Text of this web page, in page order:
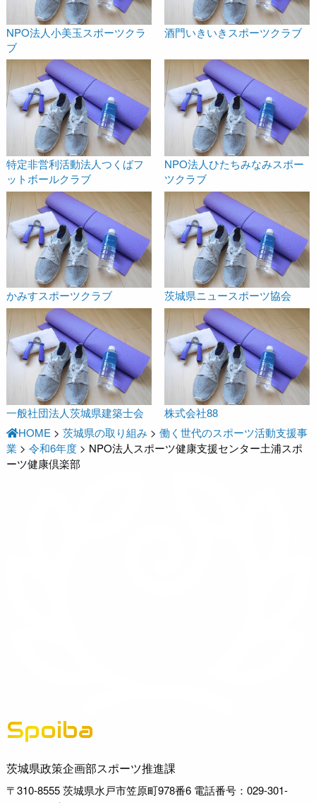
NPO法人小美玉スポーツクラ
ブ
酒門いきいきスポーツクラブ
特定非営利活動法人つくばフ
ットボールクラブ
NPO法人ひたちみなみスポー
ツクラブ
かみすスポーツクラブ 茨城県ニュースポーツ協会
一般社団法人茨城県建築士会
株式会社88
HOME >茨城県の取り組み >働く世代のスポーツ活動支援事
業 >令和6年度 > NPO法人スポーツ健康支援センター土浦スポ
ーツ健康倶楽部
Spoiba
茨城県政策企画部スポーツ推進課
〒310-8555 茨城県水戸市笠原町978番6 電話番号：029-301-